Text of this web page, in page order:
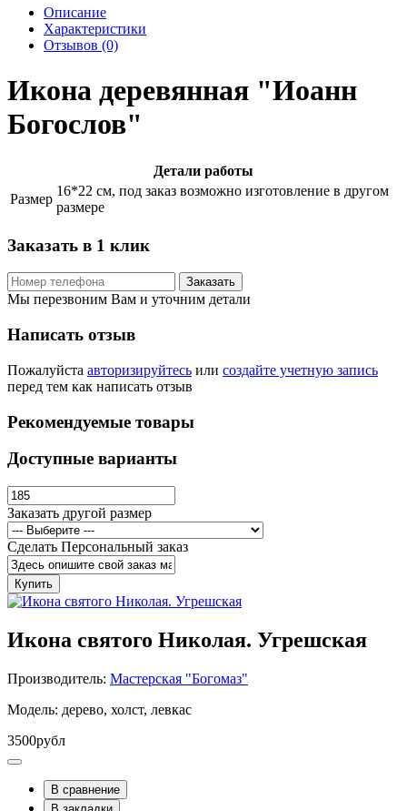
Описание
Характеристики
Отзывов (0)
Икона деревянная "Иоанн
Богослов"
Детали работы
Размер
16*22 см, под заказ возможно изготовление в другом
размере
Заказать в 1 клик
Заказать
Мы перезвоним Вам и уточним детали
Написать отзыв
Пожалуйста авторизируйтесь или создайте учетную запись
перед тем как написать отзыв
Рекомендуемые товары
Доступные варианты
Заказать другой размер
Сделать Персональный заказ
Купить
Икона святого Николая. Угрешская
Производитель: Мастерская "Богомаз"
Модель: дерево, холст, левкас
3500рубл
В сравнение